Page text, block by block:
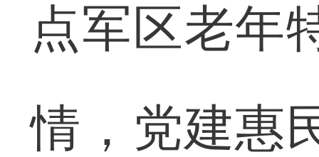
点军区老年
情，党建惠